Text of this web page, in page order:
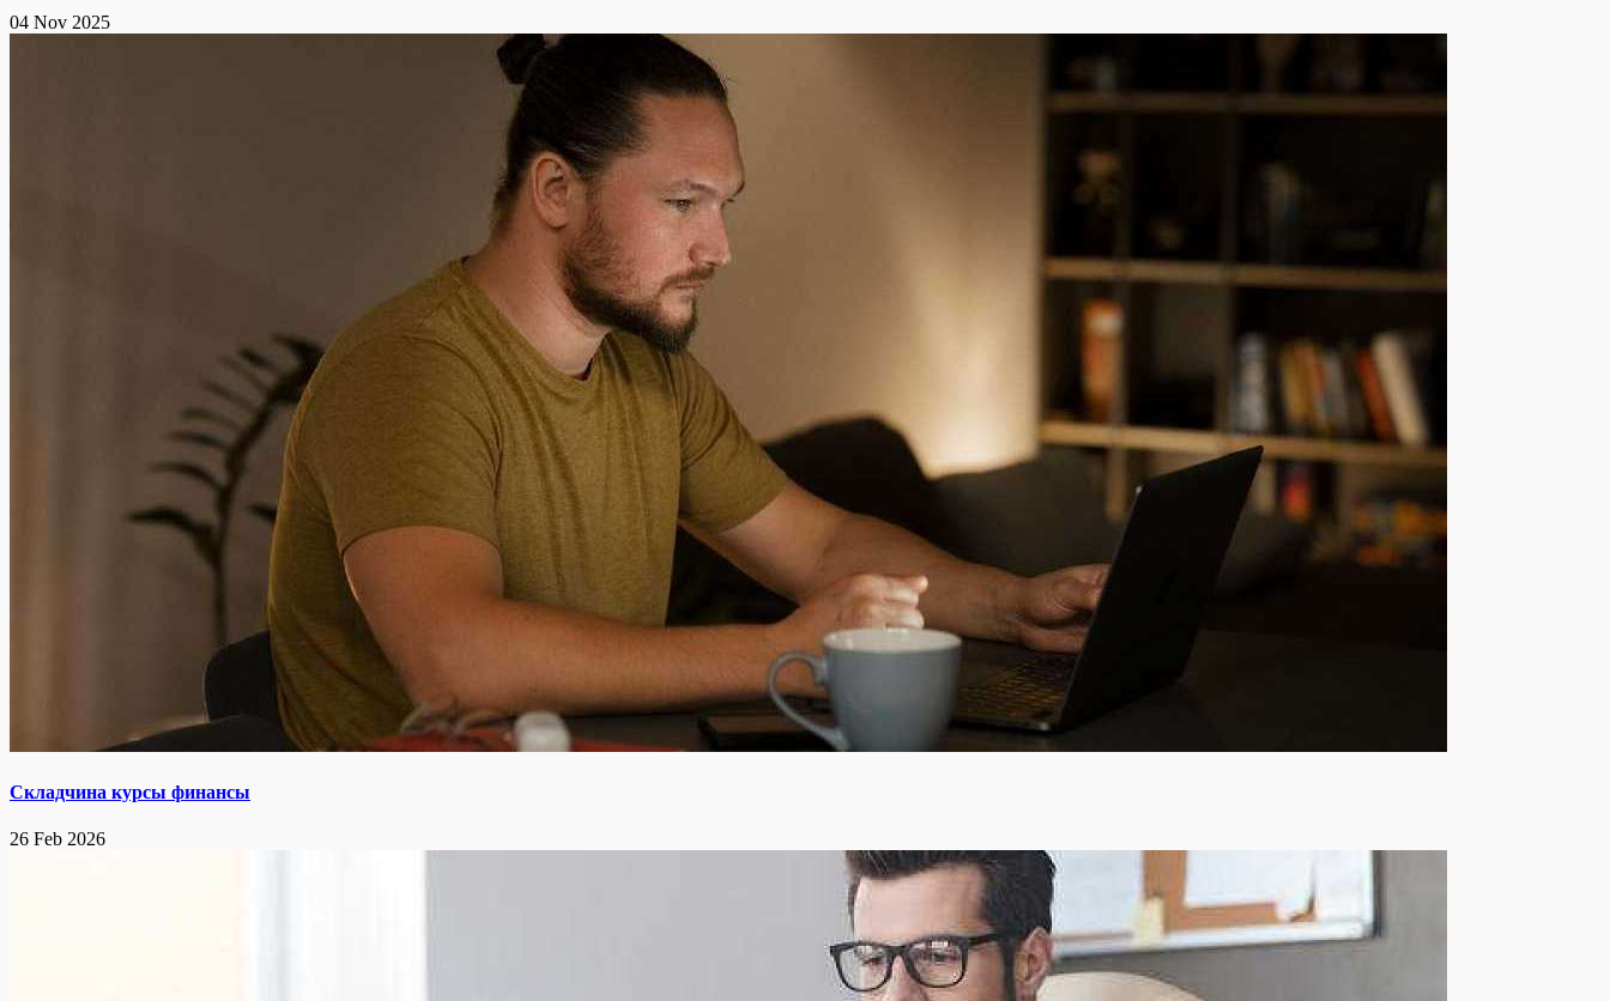
04 Nov 2025
Складчина курсы финансы
26 Feb 2026